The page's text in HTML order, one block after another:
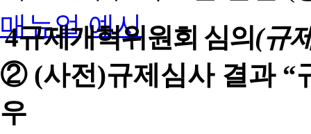
매뉴얼 예시
4규제개혁위원회 심의(규
② (사전)규제심사 결과 “
우